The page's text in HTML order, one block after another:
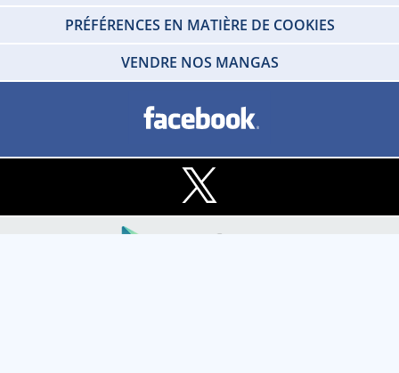
PRÉFÉRENCES EN MATIÈRE DE COOKIES
VENDRE NOS MANGAS